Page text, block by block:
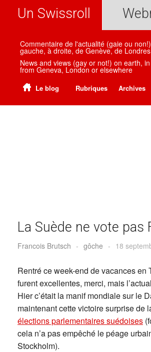
Un Swissroll
Commentaire de l'actualité (gaie ou
gauche, à droite, de Genève, de
News and views (gay or not!) on earth,
from Geneva, London or elsewhere
Le blog Rubriques Archives
La Suède ne vote pas
Francois Brutsch - gôche - 18
Rentré ce week-end de vacances
furent excellentes, merci, mais
Hier c’était la manif mondiale sur le
maintenant cette victoire surprise de
élections parlementaires suédoises
cela n’a pas empêché le péage
Stockholm).